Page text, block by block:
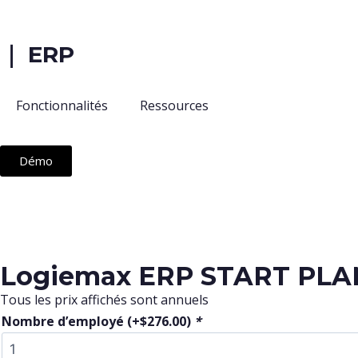
｜ ERP
Fonctionnalités Ressources
Démo
Logiemax ERP START
Tous les prix affichés sont annuels
Nombre d’employé (+$276.00) *